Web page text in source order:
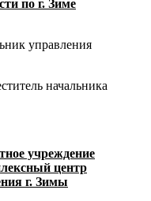
по г. Зиме
управления
начальника
учреждение
центр
г. Зимы